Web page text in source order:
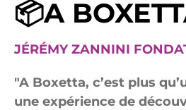
📦A
JÉRÉMY ZANNINI
A Boxetta, c’est plus
une expérience de